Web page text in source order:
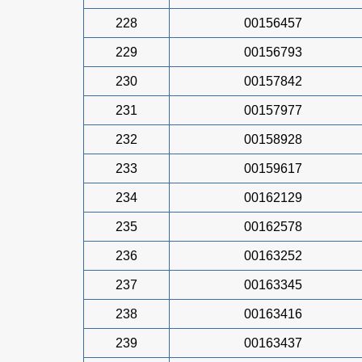
228 00156457
229 00156793
230 00157842
231 00157977
232 00158928
233 00159617
234 00162129
235 00162578
236 00163252
237 00163345
238 00163416
239 00163437